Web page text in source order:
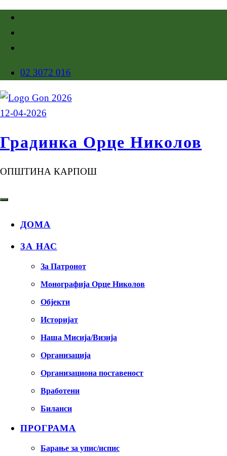
02 3072 016
Градинка Орце Николов
ОПШТИНА КАРПОШ
ДОМА
ЗА НАС
За Патронот
Монографија Орце Николов
Објекти
Историјат
Наша Мисија/Визија
Организација
Организациона поставеност
Вработени
Биланси
ПРОГРАМА
Барање за упис/испис